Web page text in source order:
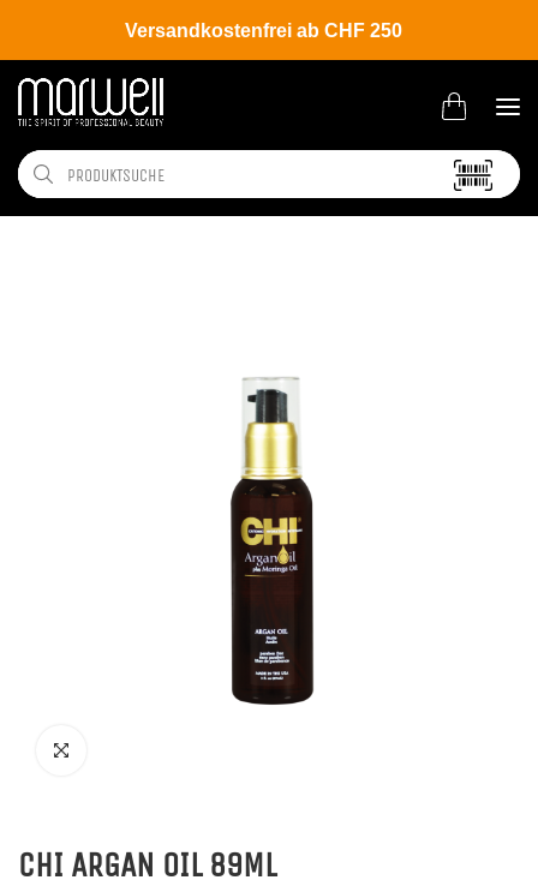
Versandkostenfrei ab CHF 250
Shop Brands CHI
CHI ARGAN OIL 89ML